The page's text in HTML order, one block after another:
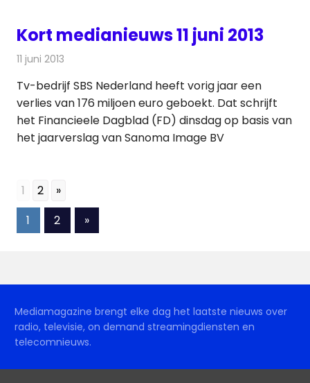
Kort medianieuws 11 juni 2013
11 juni 2013
Tv-bedrijf SBS Nederland heeft vorig jaar een
verlies van 176 miljoen euro geboekt. Dat schrijft
het Financieele Dagblad (FD) dinsdag op basis van
het jaarverslag van Sanoma Image BV
1 2 »
Berichten
1 2
Volgende
berichten
»
Mediamagazine brengt elke dag het laatste nieuws over
radio, televisie, on demand streamingdiensten en
telecomnieuws.